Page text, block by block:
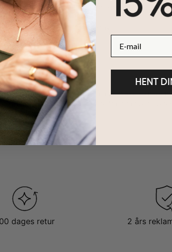
med op til et initial, en fødselsblomst og en diamant
længder
er skrevet med stort forbogstav.
diamanter
er lige så autentiske som
gør dem umulige at skelne fra hinanden i
dages retur 2 års
HENT